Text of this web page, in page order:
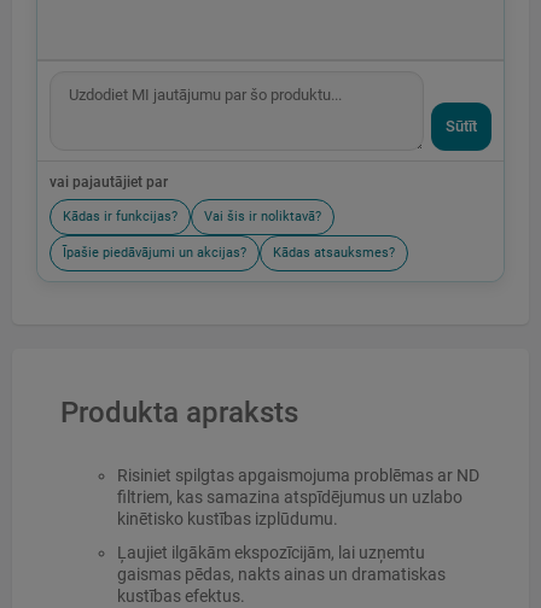
Sūtīt
vai pajautājiet par
Kādas ir funkcijas? Vai šis ir noliktavā?
Īpašie piedāvājumi un akcijas? Kādas atsauksmes?
Produkta apraksts
Risiniet spilgtas apgaismojuma problēmas ar ND
filtriem, kas samazina atspīdējumus un uzlabo
kinētisko kustības izplūdumu.
Ļaujiet ilgākām ekspozīcijām, lai uzņemtu
gaismas pēdas, nakts ainas un dramatiskas
kustības efektus.